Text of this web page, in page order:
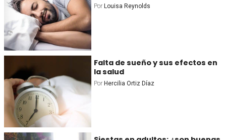
Por Louisa Reynolds
Falta de sueño y sus efectos en
la salud
Por Hercilia Ortiz Díaz